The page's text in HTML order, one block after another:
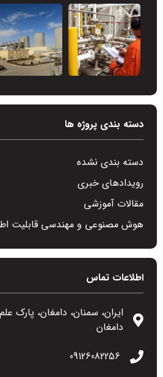
دسته بندی پروژه ها
دسته بندی نشده
رویدادهای خبری
مقالات آموزشی
هوش مصنوعی و مهندسی قابلیت
اطلاعات تماس
ایران، سمنان، دامغان، پارک
دامغان
09126082256